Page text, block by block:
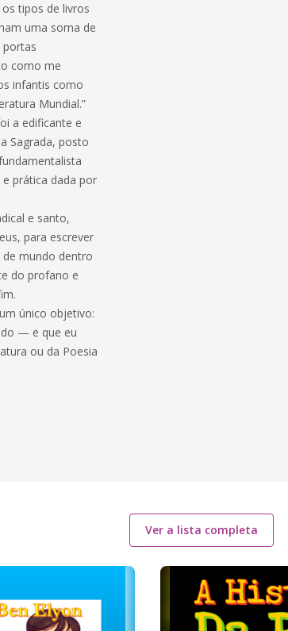
tipos de livros
uma soma de
como me
infantis como
Mundial.”
a edificante e
Sagrada, posto
prática dada por
e santo,
para escrever
mundo dentro
do profano e
único objetivo:
— e que eu
ou da Poesia
Ver a lista completa